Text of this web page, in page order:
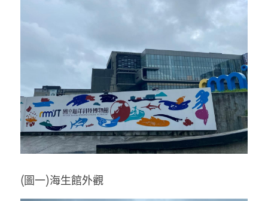
(圖一)海生館外觀